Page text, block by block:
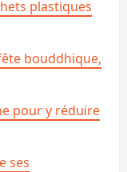
plastiques
bouddhique,
pour y réduire
ses